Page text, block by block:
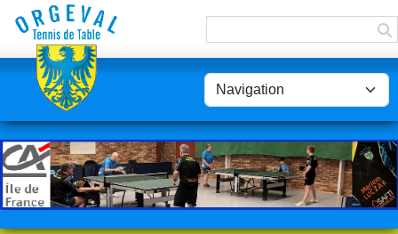
Panneau de gestion des cookies